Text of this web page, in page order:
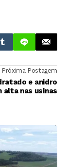
Próxima Postagem
e anidro
alta nas usinas